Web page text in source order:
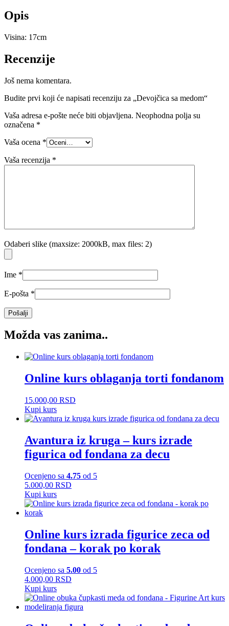
Opis
Visina: 17cm
Recenzije
Još nema komentara.
Budite prvi koji će napisati recenziju za „Devojčica sa medom“
Vaša adresa e-pošte neće biti objavljena. Neophodna polja su
označena *
Vaša ocena *
Vaša recenzija *
Odaberi slike (maxsize: 2000kB, max files: 2)
Ime *
E-pošta *
Možda vas zanima..
Online kurs oblaganja torti fondanom
15.000,00 RSD
Kupi kurs
Avantura iz kruga – kurs izrade
figurica od fondana za decu
Ocenjeno sa 4.75 od 5
5.000,00 RSD
Kupi kurs
Online kurs izrada figurice zeca od
fondana – korak po korak
Ocenjeno sa 5.00 od 5
4.000,00 RSD
Kupi kurs